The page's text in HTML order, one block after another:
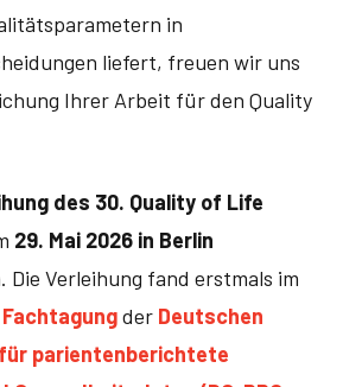
in
liefert, freuen wir uns
Ihrer Arbeit für den Quality
des 30. Quality of Life
29. Mai 2026 in Berlin
Verleihung fand erstmals im
Fachtagungder Deutschen
parientenberichtete